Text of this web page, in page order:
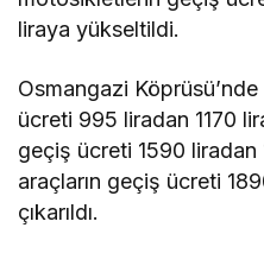
liraya yükseltildi.
Osmangazi Köprüsü’nde
ücreti 995 liradan 1170
geçiş ücreti 1590 liradan
araçların geçiş ücreti
çıkarıldı.